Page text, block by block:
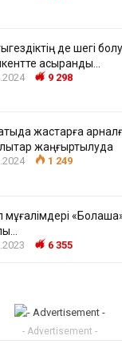
де шегі
асыранды…
9 298
жастарға
жаңғыртылуда
1 249
мұғалімдері
6 355
- Advertisement -